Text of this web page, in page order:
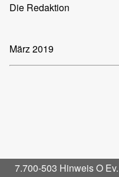
7.700-503 Hinweis O
Die Redaktion
März 2019